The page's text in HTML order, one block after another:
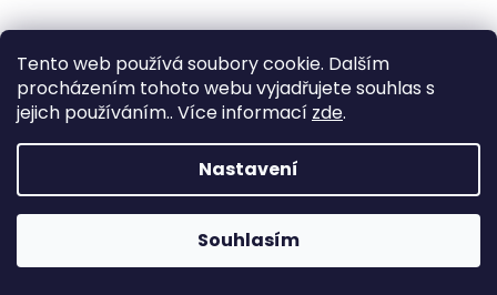
Tento web používá soubory cookie. Dalším
procházením tohoto webu vyjadřujete souhlas s
jejich používáním.. Více informací zde.
Nastavení
Souhlasím
Vytvořil Shoptet
Podle zákona o evidenci tržeb je prodávající povinen vystavit
kupujícímu účtenku. Zároveň je povinen zaevidovat přijatou
tržbu u správce daně online; v případě technického výpadku
pak nejpozději do 48 hodin.